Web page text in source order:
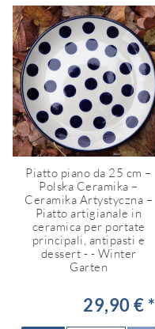
Piatto piano da 25 cm –
Polska Ceramika –
Ceramika Artystyczna –
Piatto artigianale in
ceramica per portate
principali, antipasti e
dessert - - Winter
Garten
29,90 € *